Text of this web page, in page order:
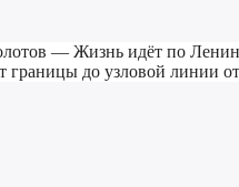
— Жизнь идёт по
до узловой линии